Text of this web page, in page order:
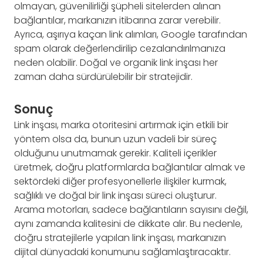
olmayan, güvenilirliği şüpheli sitelerden alınan
bağlantılar, markanızın itibarına zarar verebilir.
Ayrıca, aşırıya kaçan link alımları, Google tarafından
spam olarak değerlendirilip cezalandırılmanıza
neden olabilir. Doğal ve organik link inşası her
zaman daha sürdürülebilir bir stratejidir.
Sonuç
Link inşası, marka otoritesini artırmak için etkili bir
yöntem olsa da, bunun uzun vadeli bir süreç
olduğunu unutmamak gerekir. Kaliteli içerikler
üretmek, doğru platformlarda bağlantılar almak ve
sektördeki diğer profesyonellerle ilişkiler kurmak,
sağlıklı ve doğal bir link inşası süreci oluşturur.
Arama motorları, sadece bağlantıların sayısını değil,
aynı zamanda kalitesini de dikkate alır. Bu nedenle,
doğru stratejilerle yapılan link inşası, markanızın
dijital dünyadaki konumunu sağlamlaştıracaktır.